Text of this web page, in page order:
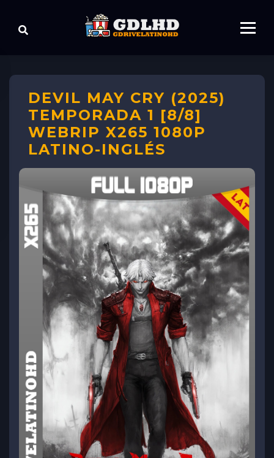
DEVIL MAY CRY (2025)
TEMPORADA 1 [8/8]
WEBRIP X265 1080P
LATINO-INGLÉS